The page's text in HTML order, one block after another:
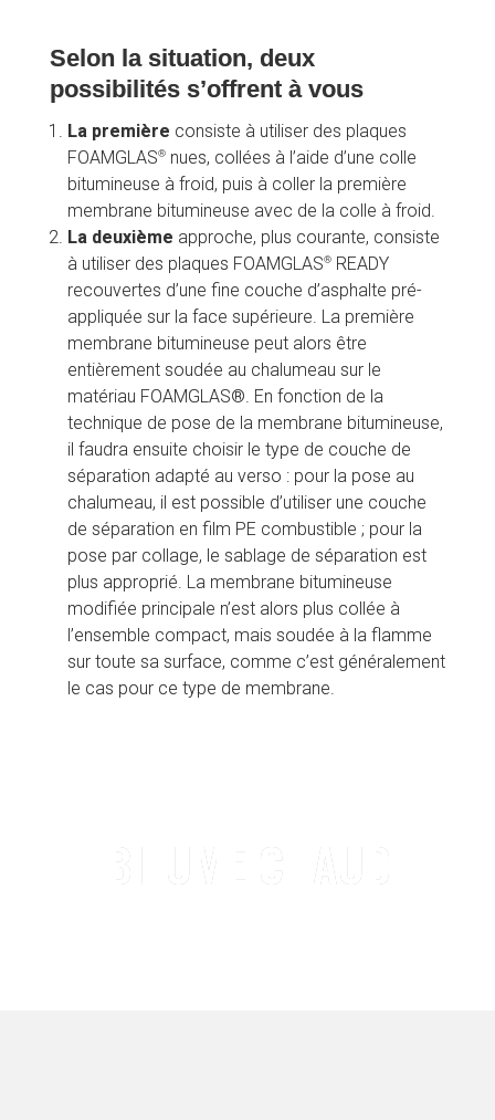
Selon la situation, deux
possibilités s’offrent à vous
La première consiste à utiliser des plaques
FOAMGLAS® nues, collées à l’aide d’une colle
bitumineuse à froid, puis à coller la première
membrane bitumineuse avec de la colle à froid.
La deuxième approche, plus courante, consiste
à utiliser des plaques FOAMGLAS® READY
recouvertes d’une fine couche d’asphalte pré-
appliquée sur la face supérieure. La première
membrane bitumineuse peut alors être
entièrement soudée au chalumeau sur le
matériau FOAMGLAS®. En fonction de la
technique de pose de la membrane bitumineuse,
il faudra ensuite choisir le type de couche de
séparation adapté au verso : pour la pose au
chalumeau, il est possible d’utiliser une couche
de séparation en film PE combustible ; pour la
pose par collage, le sablage de séparation est
plus approprié. La membrane bitumineuse
modifiée principale n’est alors plus collée à
l’ensemble compact, mais soudée à la flamme
sur toute sa surface, comme c’est généralement
le cas pour ce type de membrane.